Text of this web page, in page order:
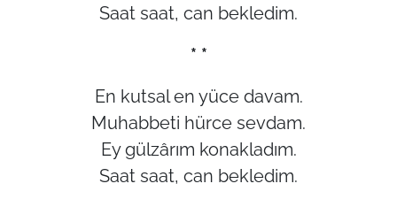
Saat saat, can bekledim.
* *
En kutsal en yüce davam.
Muhabbeti hürce sevdam.
Ey gülzârım konakladım.
Saat saat, can bekledim.